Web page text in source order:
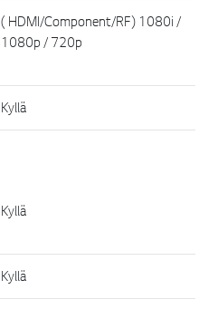
( HDMI/Component/RF) 1080i /
1080p / 720p
Kyllä
Kyllä
Kyllä